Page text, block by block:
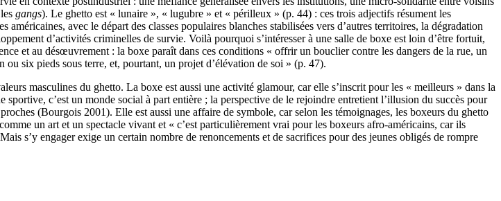
gangs). Le ghetto est « lunaire », « lugubre » et « périlleux » (p. 44) : ces trois adjectifs résument les
avec le départ des classes populaires blanches stabilisées vers d’autres territoires, la dégradation
d’activités criminelles de survie. Voilà pourquoi s’intéresser à une salle de boxe est loin d’être fortuit,
et au désœuvrement : la boxe paraît dans ces conditions « offrir un bouclier contre les dangers de la rue, un
six pieds sous terre, et, pourtant, un projet d’élévation de soi » (p. 47).
masculines du ghetto. La boxe est aussi une activité glamour, car elle s’inscrit pour les « meilleurs » dans la
c’est un monde social à part entière ; la perspective de le rejoindre entretient l’illusion du succès pour
(Bourgois 2001). Elle est aussi une affaire de symbole, car selon les témoignages, les boxeurs du ghetto
un art et un spectacle vivant et « c’est particulièrement vrai pour les boxeurs afro-américains, car ils
s’y engager exige un certain nombre de renoncements et de sacrifices pour des jeunes obligés de rompre